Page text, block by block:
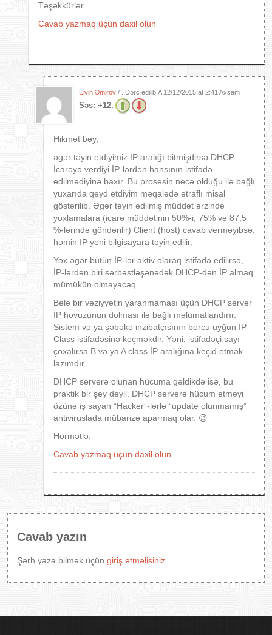
Təşəkkürlər
Cavab yazmaq üçün daxil olun
Elvin Əmirov / . Dərc edilib:A 12/12/2015 at 2:41 Axşam
Səs: +12.
Hikmət bəy,
əgər təyin etdiyimiz İP aralığı bitmişdirsə DHCP
İcarəyə verdiyi İP-lərdən hansının istifadə
edilmədiyinə baxır. Bu prosesin necə olduğu ilə bağlı
yuxarıda qeyd etdiyim məqalədə ətraflı misal
göstərilib. Əgər təyin edilmiş müddət ərzində
yoxlamalara (icarə müddətinin 50%-i, 75% və 87,5
%-lərində göndərilir) Client (host) cavab verməyibsə,
həmin İP yeni bilgisayara təyin edilir.
Yox əgər bütün İP-lər aktiv olaraq istifadə edilirsə,
İP-lərdən biri sərbəstləşənədək DHCP-dən İP almaq
mümükün olmayacaq.
Belə bir vəziyyətin yaranmaması üçün DHCP server
İP hovuzunun dolması ilə bağlı məlumatlandırır.
Sistem və ya şəbəkə inzibatçısının borcu uyğun İP
Class istifadəsinə keçməkdir. Yəni, istifadəçi sayı
çoxalırsa B və ya A class İP aralığına keçid etmək
lazımdır.
DHCP serverə olunan hücuma gəldikdə isə, bu
praktik bir şey deyil. DHCP serverə hücum etməyi
özünə iş sayan “Hacker”-lərlə “update olunmamış”
antiviruslada mübarizə aparmaq olar. 😉
Hörmətlə,
Cavab yazmaq üçün daxil olun
Cavab yazın
Şərh yaza bilmək üçün giriş etməlisiniz